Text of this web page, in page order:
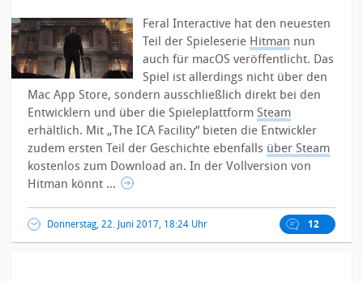
Feral Interactive hat den neuesten
Teil der Spieleserie Hitman nun
auch für macOS veröffentlicht. Das
Spiel ist allerdings nicht über den
Mac App Store, sondern ausschließlich direkt bei den
Entwicklern und über die SpieleplattformSteam
erhältlich. Mit „The ICA Facility“ bieten die Entwickler
zudem ersten Teil der Geschichte ebenfalls über Steam
kostenlos zum Download an.In der Vollversion von
Hitman könnt ...
Donnerstag, 22. Juni 2017, 18:24 Uhr 12